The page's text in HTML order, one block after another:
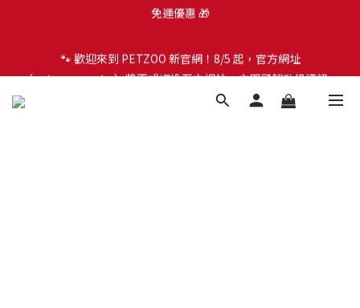
🐾 歡迎來到 PETZOO 新官網！8/5 起，官方網址
會員權益及常見問題 ＞
🐾 歡迎來到 PETZOO 新官網！8/5 起，官方網址
會員權益及常見問題 ＞
✨【新朋友見面禮】現在註冊即領 $100 購物金！全館滿 $1,500 享